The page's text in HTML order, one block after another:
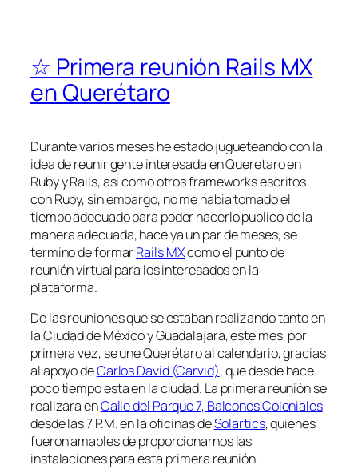
☆ Primera reunión Rails MX
en Querétaro
Durante varios meses he estado jugueteando con la
idea de reunir gente interesada en Queretaro en
Ruby y Rails, asi como otros frameworks escritos
con Ruby, sin embargo, no me habia tomado el
tiempo adecuado para poder hacerlo publico de la
manera adecuada, hace ya un par de meses, se
termino de formarRails MXcomo el punto de
reunión virtual para los interesados en la
plataforma.
De las reuniones que se estaban realizando tanto en
la Ciudad de México y Guadalajara, este mes, por
primera vez, se une Querétaro al calendario, gracias
al apoyo deCarlos David (Carvid), que desde hace
poco tiempo esta en la ciudad. La primera reunión se
realizara enCalle del Parque 7, Balcones Coloniales
desde las 7 P.M. en la oficinas deSolartics, quienes
fueron amables de proporcionarnos las
instalaciones para esta primera reunión.